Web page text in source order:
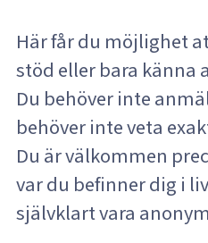
Här får du möjlighet
stöd eller bara känna
Du behöver inte
behöver inte veta
Du är välkommen
var du befinner dig i
självklart vara